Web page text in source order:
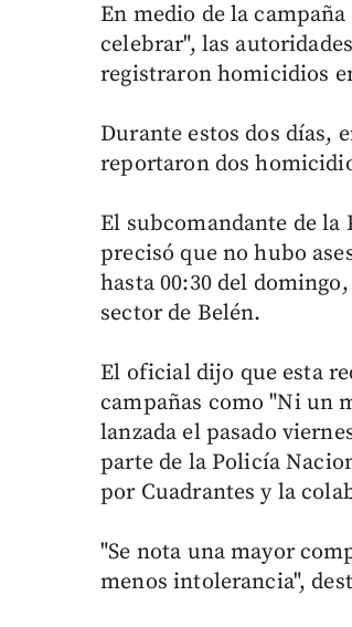
En medio de la
celebrar", las
registraron homicidios
Durante estos dos días,
reportaron dos
El subcomandante de
precisó que no hubo
hasta 00:30 del
sector de Belén.
El oficial dijo que esta
campañas como "Ni un
lanzada el pasado
parte de la Policía
por Cuadrantes y la
"Se nota una mayor
menos intolerancia",